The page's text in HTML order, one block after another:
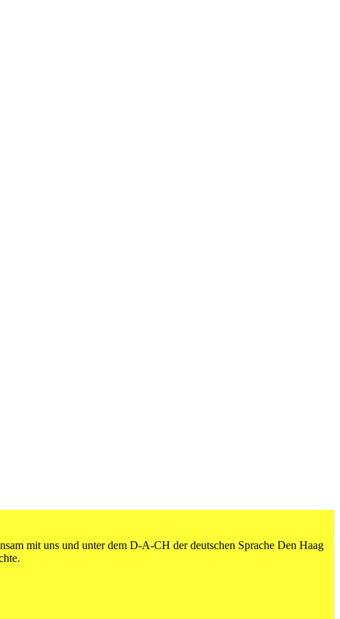
mit uns und unter dem D-A-CH der deutschen Sprache Den Haag